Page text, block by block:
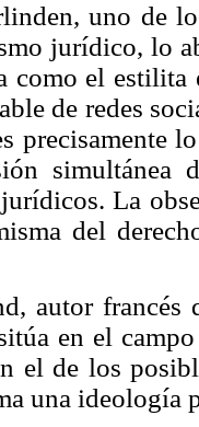
uno de
jurídico, lo
como el estilita
de redes
precisamente
La
del
autor
en el
el de los
una ideología